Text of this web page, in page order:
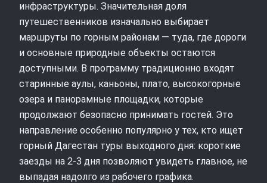
инфраструктуры. Значительная доля
путешественников изначально выбирает
маршруты по горным районам — туда, где дороги
и основные природные объекты остаются
доступными. В программу традиционно входят
старинные аулы, каньоны, плато, высокогорные
озера и панорамные площадки, которые
продолжают безопасно принимать гостей. Это
направление особенно популярно у тех, кто ищет
горный Дагестан туры выходного дня: короткие
заезды на 2-3 дня позволяют увидеть главное, не
выпадая надолго из рабочего графика.